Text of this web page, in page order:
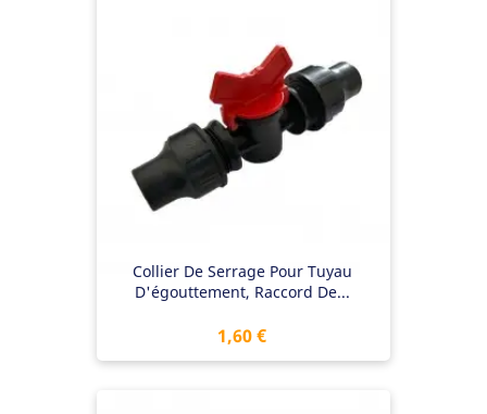
Collier De Serrage Pour Tuyau
D'égouttement, Raccord De...
Prix
1,60 €